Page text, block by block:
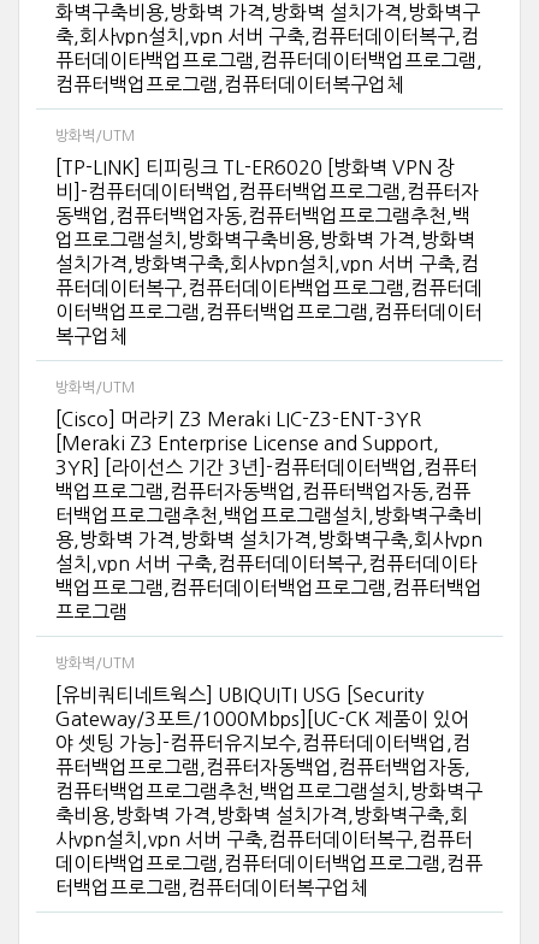
화벽구축비용,방화벽 가격,방화벽 설치가격,방화벽구
축,회사vpn설치,vpn 서버 구축,컴퓨터데이터복구,컴
퓨터데이타백업프로그램,컴퓨터데이터백업프로그램,
컴퓨터백업프로그램,컴퓨터데이터복구업체
방화벽/UTM
[TP-LINK] 티피링크 TL-ER6020 [방화벽 VPN 장
비]-컴퓨터데이터백업,컴퓨터백업프로그램,컴퓨터자
동백업,컴퓨터백업자동,컴퓨터백업프로그램추천,백
업프로그램설치,방화벽구축비용,방화벽 가격,방화벽
설치가격,방화벽구축,회사vpn설치,vpn 서버 구축,컴
퓨터데이터복구,컴퓨터데이타백업프로그램,컴퓨터데
이터백업프로그램,컴퓨터백업프로그램,컴퓨터데이터
복구업체
방화벽/UTM
[Cisco] 머라키 Z3 Meraki LIC-Z3-ENT-3YR
[Meraki Z3 Enterprise License and Support,
3YR] [라이선스 기간 3년]-컴퓨터데이터백업,컴퓨터
백업프로그램,컴퓨터자동백업,컴퓨터백업자동,컴퓨
터백업프로그램추천,백업프로그램설치,방화벽구축비
용,방화벽 가격,방화벽 설치가격,방화벽구축,회사vpn
설치,vpn 서버 구축,컴퓨터데이터복구,컴퓨터데이타
백업프로그램,컴퓨터데이터백업프로그램,컴퓨터백업
프로그램
방화벽/UTM
[유비쿼티네트웍스] UBIQUITI USG [Security
Gateway/3포트/1000Mbps][UC-CK 제품이 있어
야 셋팅 가능]-컴퓨터유지보수,컴퓨터데이터백업,컴
퓨터백업프로그램,컴퓨터자동백업,컴퓨터백업자동,
컴퓨터백업프로그램추천,백업프로그램설치,방화벽구
축비용,방화벽 가격,방화벽 설치가격,방화벽구축,회
사vpn설치,vpn 서버 구축,컴퓨터데이터복구,컴퓨터
데이타백업프로그램,컴퓨터데이터백업프로그램,컴퓨
터백업프로그램,컴퓨터데이터복구업체